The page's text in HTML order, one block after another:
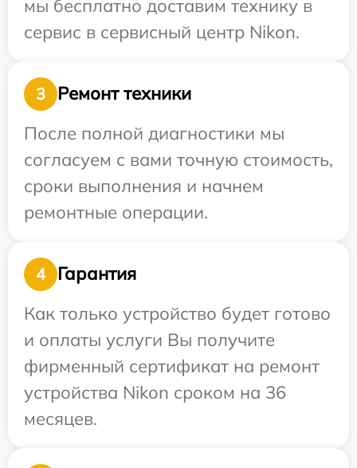
мы бесплатно доставим технику в
сервис в сервисный центр Nikon.
3
Ремонт техники
После полной диагностики мы
согласуем с вами точную стоимость,
сроки выполнения и начнем
ремонтные операции.
4
Гарантия
Как только устройство будет готово
и оплаты услуги Вы получите
фирменный сертификат на ремонт
устройства Nikon сроком на 36
месяцев.